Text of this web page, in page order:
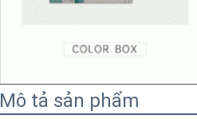
Mô tả sản phẩm